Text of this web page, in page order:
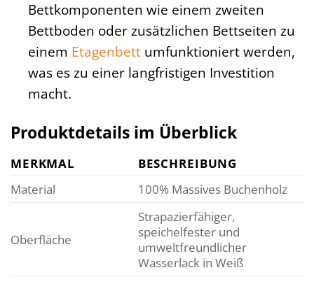
Bettkomponenten wie einem zweiten
Bettboden oder zusätzlichen Bettseiten zu
einem Etagenbett umfunktioniert werden,
was es zu einer langfristigen Investition
macht.
Produktdetails im Überblick
MERKMAL
BESCHREIBUNG
Material
100% Massives Buchenholz
Oberfläche
Strapazierfähiger,
speichelfester und
umweltfreundlicher
Wasserlack in Weiß